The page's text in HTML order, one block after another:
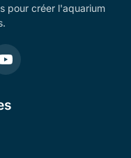
pour créer l'aquarium